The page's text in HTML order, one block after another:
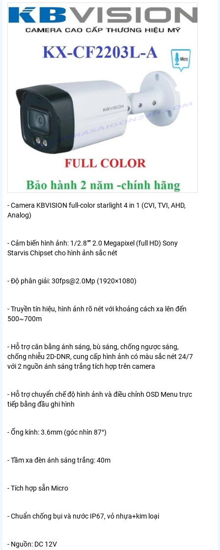
- Camera KBVISION full-color starlight 4 in 1 (CVI, TVI, AHD,
Analog)
- Cảm biến hình ảnh: 1/2.8″” 2.0 Megapixel (full HD) Sony
Starvis Chipset cho hình ảnh sắc nét
- Độ phân giải: 30fps@2.0Mp (1920×1080)
- Truyền tín hiệu, hình ảnh rõ nét với khoảng cách xa lên đến
500~700m
- Hỗ trợ cân bằng ánh sáng, bù sáng, chống ngược sáng,
chống nhiễu 2D-DNR, cung cấp hình ảnh có màu sắc nét 24/7
với 2 nguồn ánh sáng trắng tích hợp trên camera
- Hỗ trợ chuyển chế độ hình ảnh và điều chỉnh OSD Menu trực
tiếp bằng đầu ghi hình
- Ống kính: 3.6mm (góc nhìn 87°)
- Tầm xa đèn ánh sáng trắng: 40m
- Tích hợp sẵn Micro
- Chuẩn chống bụi và nước IP67, vỏ nhựa+kim loại
- Nguồn: DC 12V